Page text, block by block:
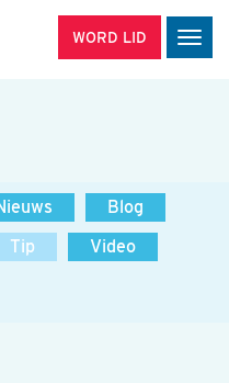
WORD LID
Blog
Tip
Video